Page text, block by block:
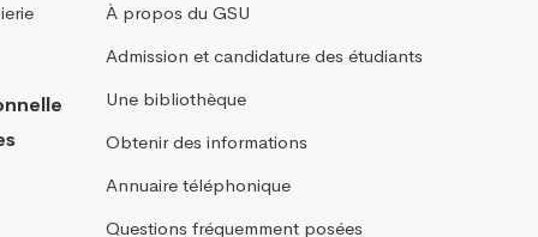
À propos du GSU
Admission et candidature des étudiants
Une bibliothèque
Obtenir des informations
Annuaire téléphonique
Questions fréquemment posées